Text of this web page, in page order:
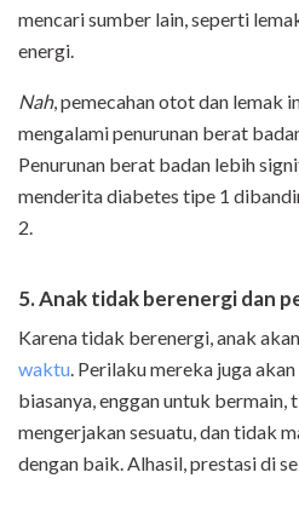
mencari sumber lain, seperti
energi.
Nah, pemecahan otot dan lemak
mengalami penurunan berat
Penurunan berat badan lebih
menderita diabetes tipe 1
2.
5. Anak tidak berenergi dan
Karena tidak berenergi, anak
waktu. Perilaku mereka juga
biasanya, enggan untuk bermain,
mengerjakan sesuatu, dan tidak
dengan baik. Alhasil, prestasi di